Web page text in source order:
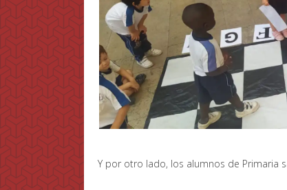
Y por otro lado, los alumnos de Primaria